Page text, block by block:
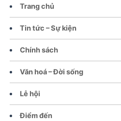
Trang chủ
Tin tức – Sự kiện
Chính sách
Văn hoá – Đời sống
Lễ hội
Điểm đến